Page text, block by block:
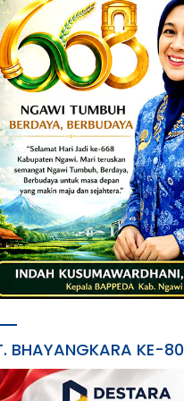
BHAYANGKARA KE-80